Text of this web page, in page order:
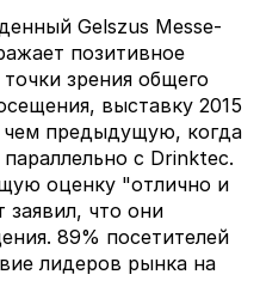
Gelszus Messe-
позитивное
зрения общего
выставку 2015
предыдущую, когда
с Drinktec.
оценку "отлично и
что они
89% посетителей
лидеров рынка на